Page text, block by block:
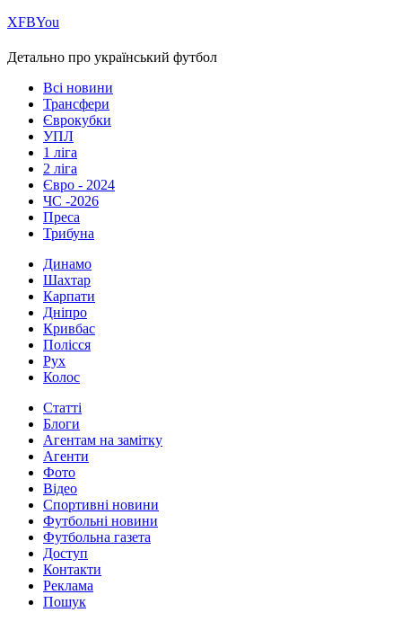
ХFBYou
Детально про український футбол
Всі новини
Трансфери
Єврокубки
УПЛ
1 ліга
2 ліга
Євро - 2024
ЧС -2026
Преса
Трибуна
Динамо
Шахтар
Карпати
Дніпро
Кривбас
Полісся
Рух
Колос
Статті
Блоги
Агентам на замітку
Агенти
Фото
Відео
Спортивні новини
Футбольні новини
Футбольна газета
Доступ
Контакти
Реклама
Пошук